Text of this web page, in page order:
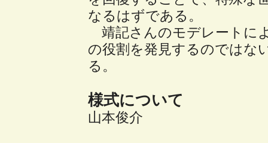
なるはずである。
靖記さんのモデレートに
の役割を発見するのではな
る。
様式について
山本俊介